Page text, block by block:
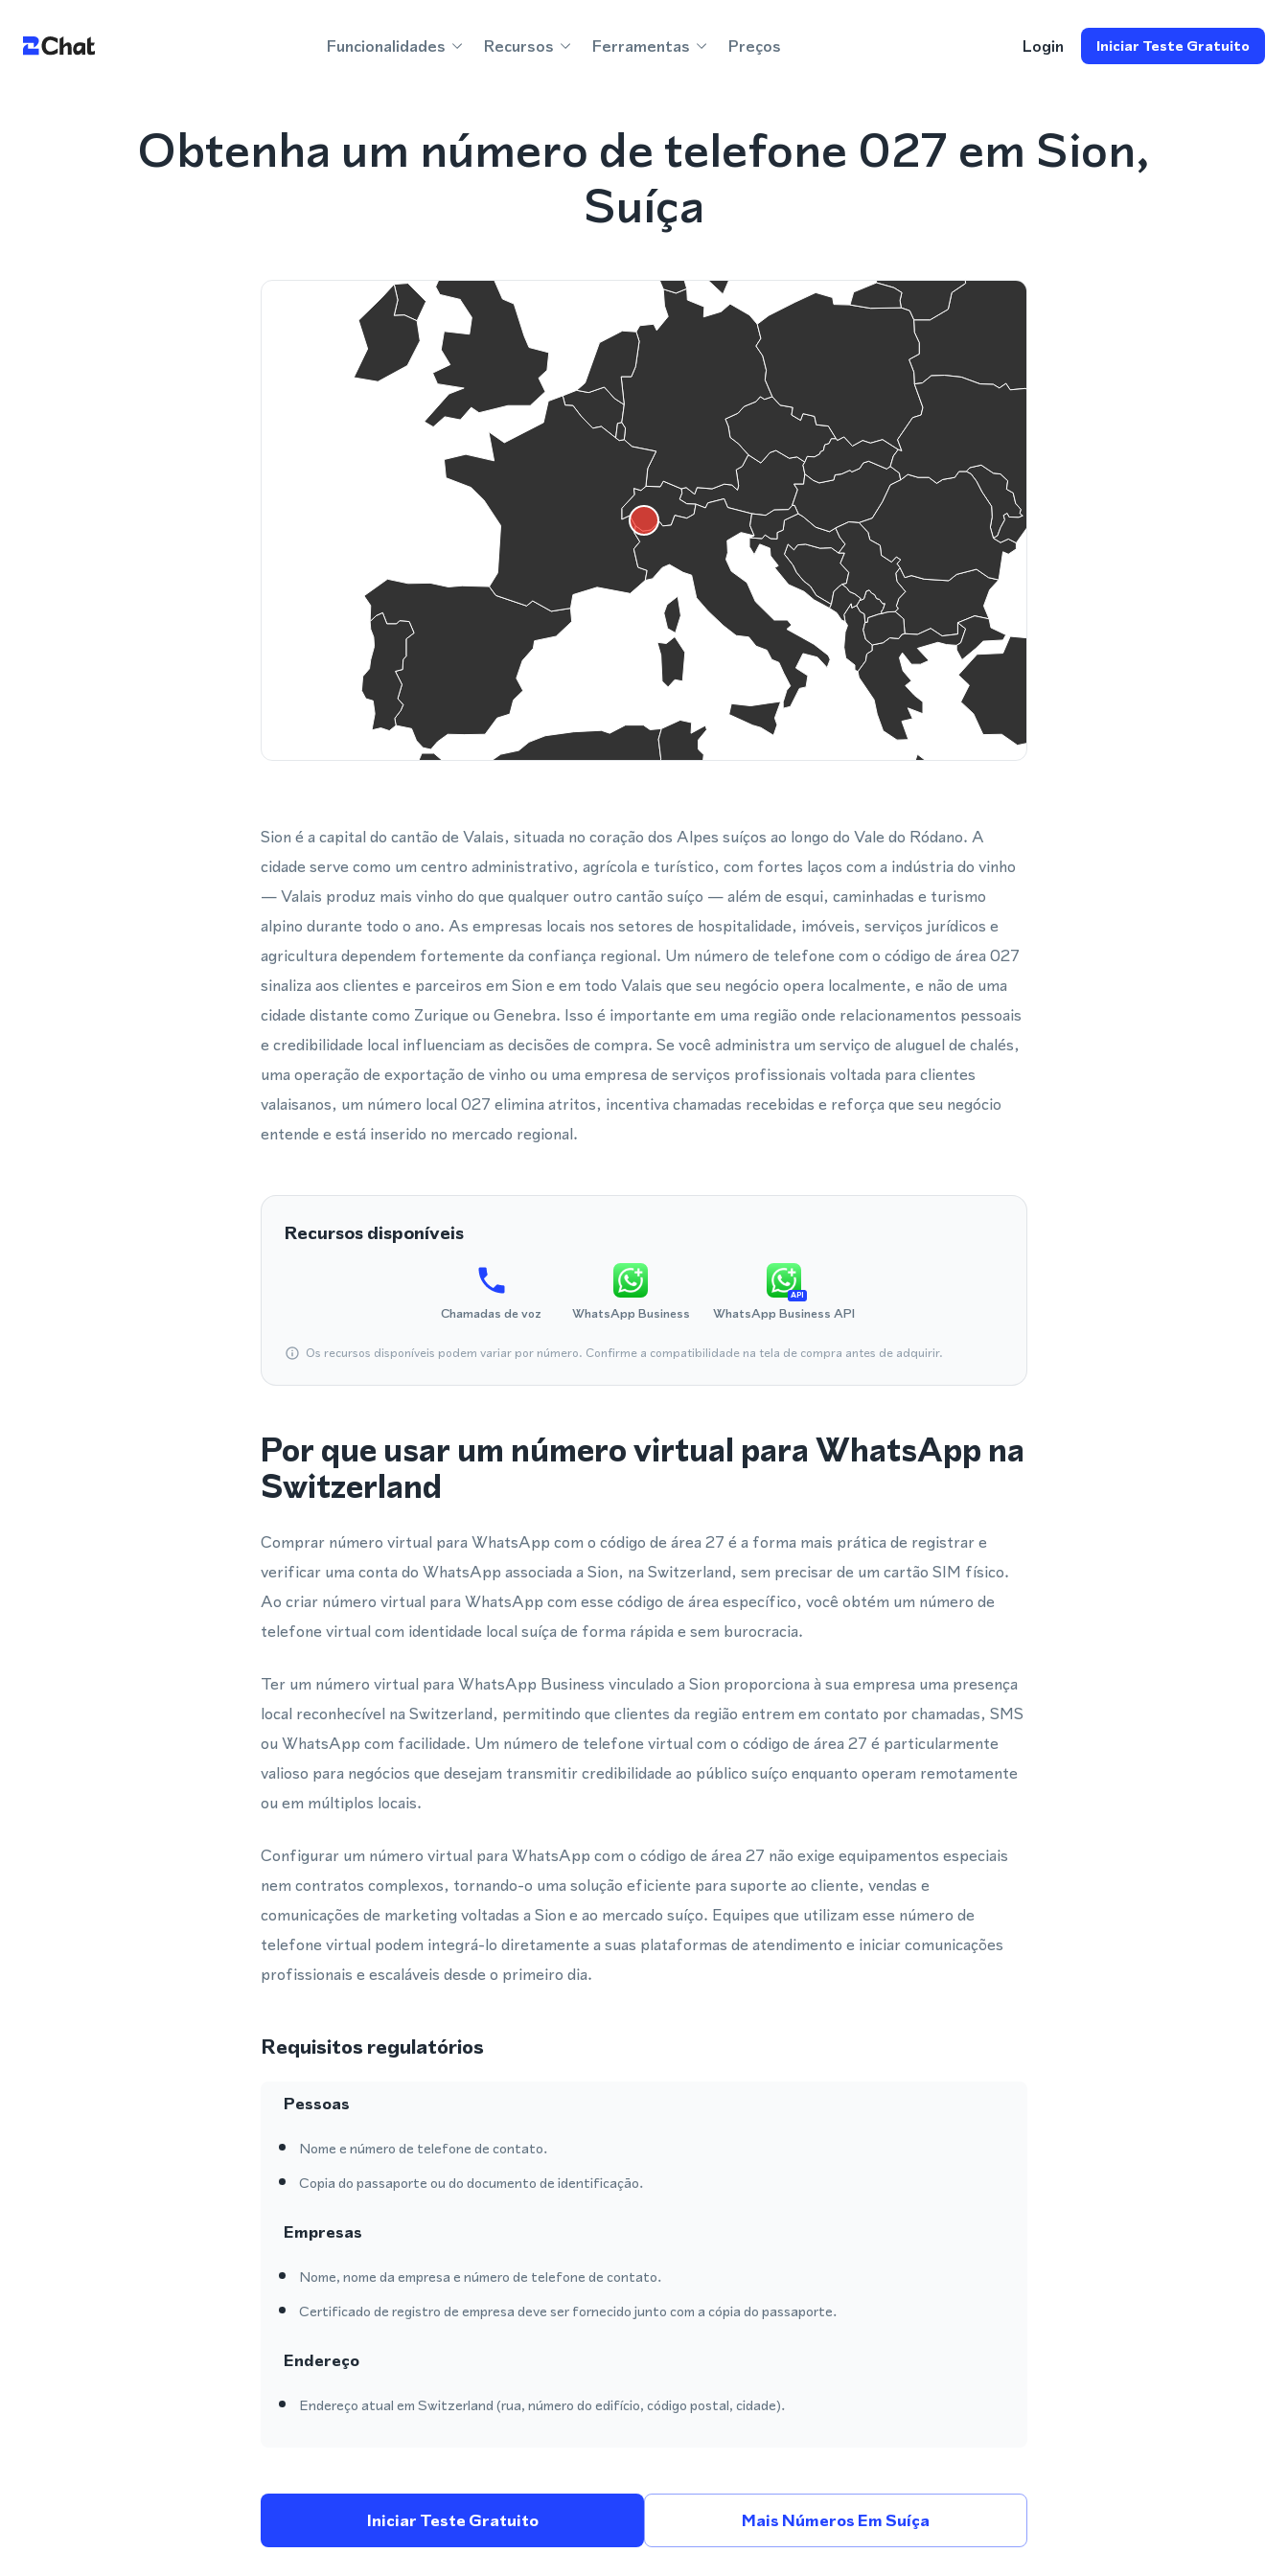
Funcionalidades Recursos Ferramentas Preços Login Iniciar Teste Gratuito
Obtenha um número de telefone 027 em Sion,
Suíça
Sion é a capital do cantão de Valais, situada no coração dos Alpes suíços ao longo do Vale do Ródano. A
cidade serve como um centro administrativo, agrícola e turístico, com fortes laços com a indústria do vinho
— Valais produz mais vinho do que qualquer outro cantão suíço — além de esqui, caminhadas e turismo
alpino durante todo o ano. As empresas locais nos setores de hospitalidade, imóveis, serviços jurídicos e
agricultura dependem fortemente da confiança regional. Um número de telefone com o código de área 027
sinaliza aos clientes e parceiros em Sion e em todo Valais que seu negócio opera localmente, e não de uma
cidade distante como Zurique ou Genebra. Isso é importante em uma região onde relacionamentos pessoais
e credibilidade local influenciam as decisões de compra. Se você administra um serviço de aluguel de chalés,
uma operação de exportação de vinho ou uma empresa de serviços profissionais voltada para clientes
valaisanos, um número local 027 elimina atritos, incentiva chamadas recebidas e reforça que seu negócio
entende e está inserido no mercado regional.
Recursos disponíveis
Chamadas de voz WhatsApp Business
API
WhatsApp Business API
Os recursos disponíveis podem variar por número. Confirme a compatibilidade na tela de compra antes de adquirir.
Por que usar um número virtual para WhatsApp na
Switzerland
Comprar número virtual para WhatsApp com o código de área 27 é a forma mais prática de registrar e
verificar uma conta do WhatsApp associada a Sion, na Switzerland, sem precisar de um cartão SIM físico.
Ao criar número virtual para WhatsApp com esse código de área específico, você obtém um número de
telefone virtual com identidade local suíça de forma rápida e sem burocracia.
Ter um número virtual para WhatsApp Business vinculado a Sion proporciona à sua empresa uma presença
local reconhecível na Switzerland, permitindo que clientes da região entrem em contato por chamadas, SMS
ou WhatsApp com facilidade. Um número de telefone virtual com o código de área 27 é particularmente
valioso para negócios que desejam transmitir credibilidade ao público suíço enquanto operam remotamente
ou em múltiplos locais.
Configurar um número virtual para WhatsApp com o código de área 27 não exige equipamentos especiais
nem contratos complexos, tornando-o uma solução eficiente para suporte ao cliente, vendas e
comunicações de marketing voltadas a Sion e ao mercado suíço. Equipes que utilizam esse número de
telefone virtual podem integrá-lo diretamente a suas plataformas de atendimento e iniciar comunicações
profissionais e escaláveis desde o primeiro dia.
Requisitos regulatórios
Pessoas
Nome e número de telefone de contato.
Copia do passaporte ou do documento de identificação.
Empresas
Nome, nome da empresa e número de telefone de contato.
Certificado de registro de empresa deve ser fornecido junto com a cópia do passaporte.
Endereço
Endereço atual em Switzerland (rua, número do edifício, código postal, cidade).
Iniciar Teste Gratuito Mais Números Em Suíça